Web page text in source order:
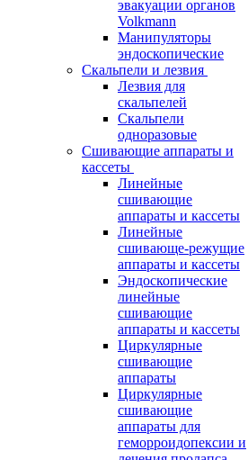
эвакуации органов
Volkmann
Манипуляторы
эндоскопические
Скальпели и лезвия
Лезвия для
скальпелей
Скальпели
одноразовые
Сшивающие аппараты и
кассеты
Линейные
сшивающие
аппараты и кассеты
Линейные
сшивающе-режущие
аппараты и кассеты
Эндоскопические
линейные
сшивающие
аппараты и кассеты
Циркулярные
сшивающие
аппараты
Циркулярные
сшивающие
аппараты для
геморроидопексии и